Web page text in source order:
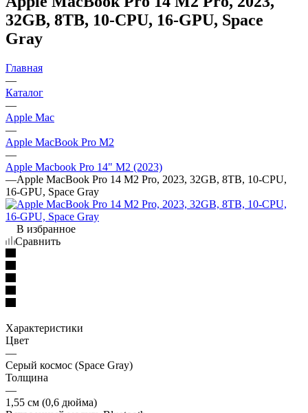
32GB, 8TB, 10-CPU, 16-GPU, Space
Gray
Главная
—
Каталог
—
Apple Mac
—
Apple MacBook Pro M2
—
Apple Macbook Pro 14" M2 (2023)
—Apple MacBook Pro 14 M2 Pro, 2023, 32GB, 8TB, 10-CPU,
16-GPU, Space Gray
В избранное
Сравнить
Характеристики
Цвет
—
Серый космос (Space Gray)
Толщина
—
1,55 см (0,6 дюйма)